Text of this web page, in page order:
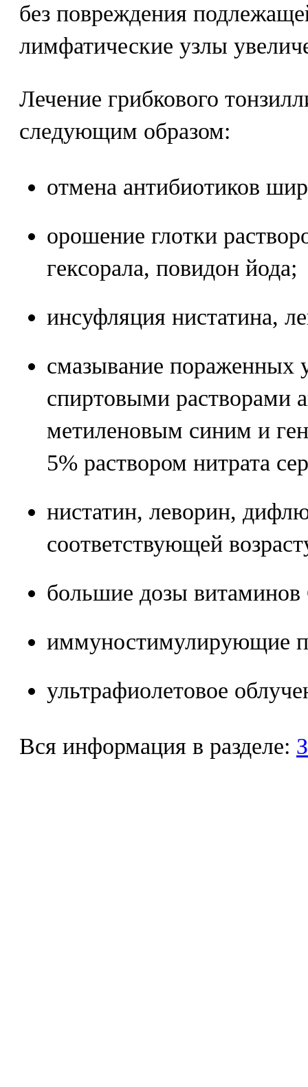
без повреждения
лимфатические узлы
Лечение грибкового
следующим образом:
отмена антибиотиков
орошение глотки
гексорала, повидон йода;
инсуфляция нистатина,
смазывание пораженных
спиртовыми растворами
метиленовым синим и
5% раствором нитрата
нистатин, леворин,
соответствующей
большие дозы
иммуностимулирующие
ультрафиолетовое
Вся информация в разделе: